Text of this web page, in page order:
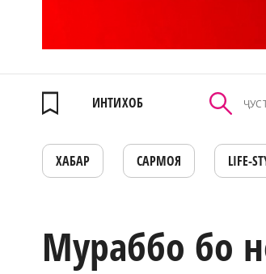
ИНТИХОБ
ХАБАР САРМОЯ LIFE-
Мураббо бо